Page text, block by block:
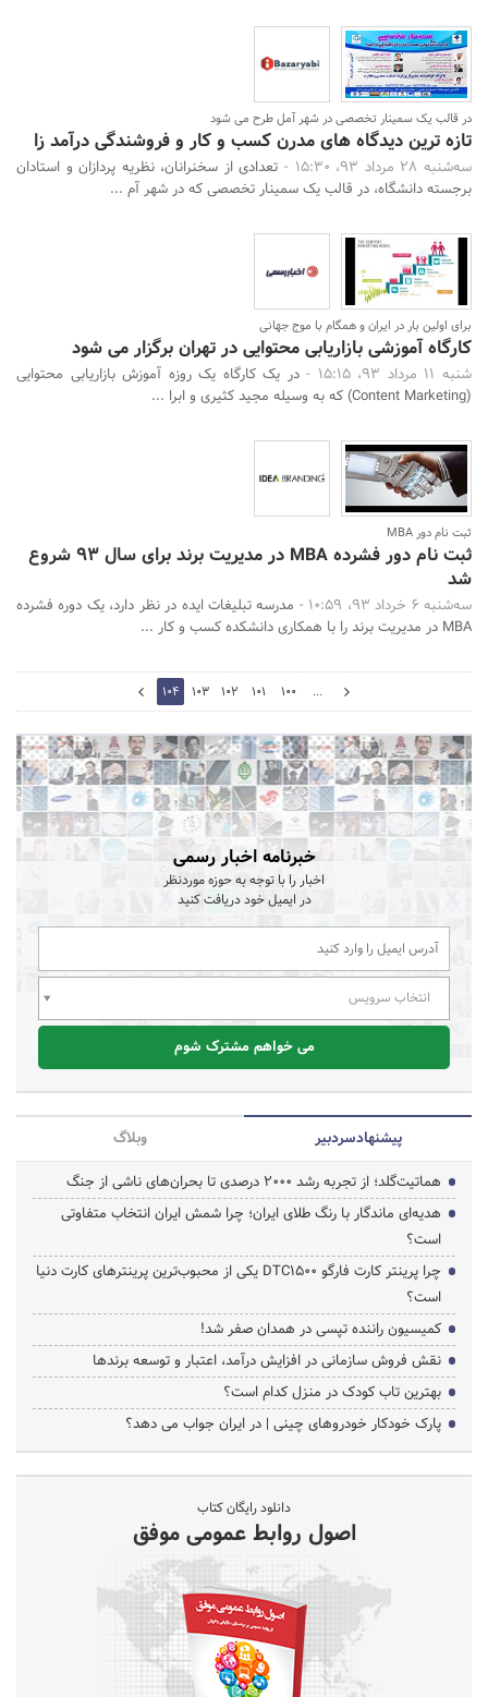
در قالب یک سمینار تخصصی در شهر آمل طرح می شود
تازه ترین دیدگاه های مدرن کسب و کار و فروشندگی درآمد زا
سه‌شنبه 28 مرداد 93، 15:30 -
تعدادی از سخنرانان، نظریه پردازان و استادان
برجسته دانشگاه، در قالب یک سمینار تخصصی که در شهر آم ...
برای اولین بار در ایران و همگام با موج جهانی
کارگاه آموزشی بازاریابی محتوایی در تهران برگزار می شود
شنبه 11 مرداد 93، 15:15 -
در یک کارگاه یک روزه آموزش بازاریابی محتوایی
(Content Marketing) که به وسیله مجید کثیری و ابرا ...
ثبت نام دور MBA
ثبت نام دور فشرده MBA در مدیریت برند برای سال 93 شروع
شد
سه‌شنبه 6 خرداد 93، 10:59 -
مدرسه تبلیغات ایده در نظر دارد، یک دوره فشرده
MBA در مدیریت برند را با همکاری دانشکده کسب و کار ...
103
...
100
101
102
103
104
105
خبرنامه اخبار رسمی
اخبار را با توجه به حوزه موردنظر
در ایمیل خود دریافت کنید
انتخاب سرویس
می خواهم مشترک شوم
پیشنهاد‌سردبیر
وبلاگ
هماتیت‌گلد؛ از تجربه رشد ۲۰۰۰ درصدی تا بحران‌های ناشی از جنگ
هدیه‌ای ماندگار با رنگ طلای ایران؛ چرا شمش ایران انتخاب متفاوتی
است؟
چرا پرینتر کارت فارگو DTC1500 یکی از محبوب‌ترین پرینترهای کارت دنیا
است؟
کمیسیون راننده تپسی در همدان صفر شد!
نقش فروش سازمانی در افزایش درآمد، اعتبار و توسعه برندها
بهترین تاب کودک در منزل کدام است؟
پارک خودکار خودروهای چینی | در ایران جواب می دهد؟
دانلود رایگان کتاب
اصول روابط عمومی موفق